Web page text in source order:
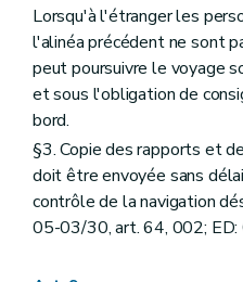
Lorsqu'à l'étranger les
l'alinéa précédent ne sont
peut poursuivre le voyage
et sous l'obligation de
bord.
§3. Copie des rapports et
doit être envoyée sans
contrôle de la navigation
05-03/30, art. 64, 002;